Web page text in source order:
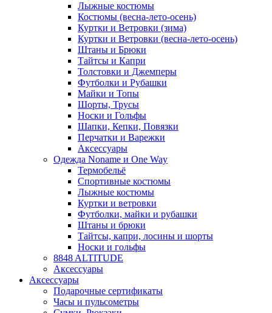
Лыжные костюмы
Костюмы (весна-лето-осень)
Куртки и Ветровки (зима)
Куртки и Ветровки (весна-лето-осень)
Штаны и Брюки
Тайтсы и Капри
Толстовки и Джемперы
Футболки и Рубашки
Майки и Топы
Шорты, Трусы
Носки и Гольфы
Шапки, Кепки, Повязки
Перчатки и Варежки
Аксессуары
Одежда Noname и One Way
Термобельё
Спортивные костюмы
Лыжные костюмы
Куртки и ветровки
Футболки, майки и рубашки
Штаны и брюки
Тайтсы, капри, лосины и шорты
Носки и гольфы
8848 ALTITUDE
Аксессуары
Аксессуары
Подарочные сертификаты
Часы и пульсометры